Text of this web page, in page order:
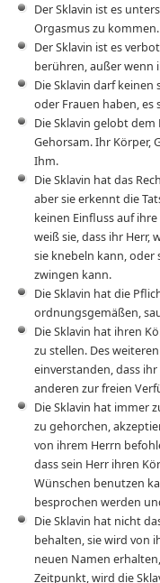
Der Sklavin ist es
Orgasmus zu kommen.
Der Sklavin ist es
berühren, außer wenn
Die Sklavin darf
oder Frauen haben, es
Die Sklavin gelobt
Gehorsam. Ihr Körper,
Ihm.
Die Sklavin hat das
aber sie erkennt die
keinen Einfluss auf
weiß sie, dass ihr
sie knebeln kann, oder
zwingen kann.
Die Sklavin hat die
ordnungsgemäßen,
Die Sklavin hat ihren
zu stellen. Des
einverstanden, dass
anderen zur freien
Die Sklavin hat immer
zu gehorchen,
von ihrem Herrn
dass sein Herr ihren
Wünschen benutzen
besprochen werden
Die Sklavin hat nicht
behalten, sie wird von
neuen Namen
Zeitpunkt, wird die